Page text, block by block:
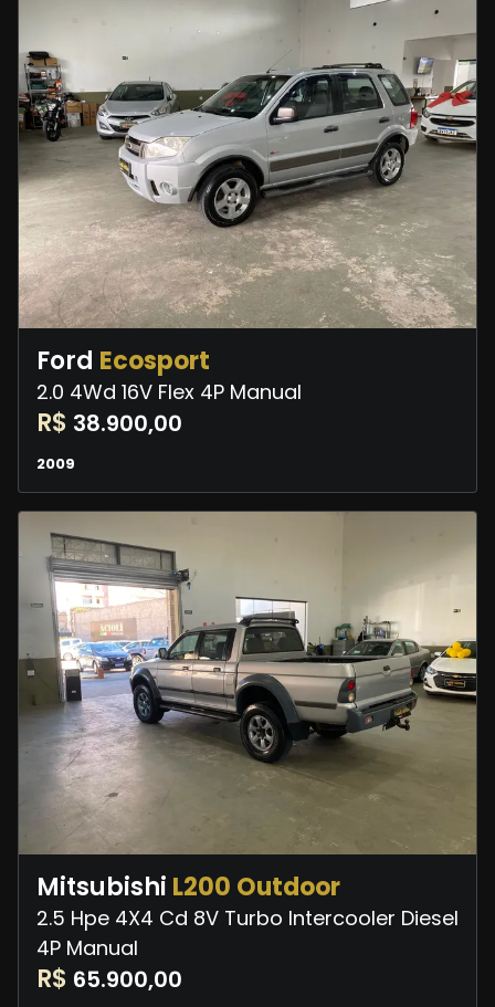
Ford Ecosport
2.0 4Wd 16V Flex 4P Manual
R$ 38.900,00
2009
Mitsubishi L200 Outdoor
2.5 Hpe 4X4 Cd 8V Turbo Intercooler Diesel
4P Manual
R$ 65.900,00